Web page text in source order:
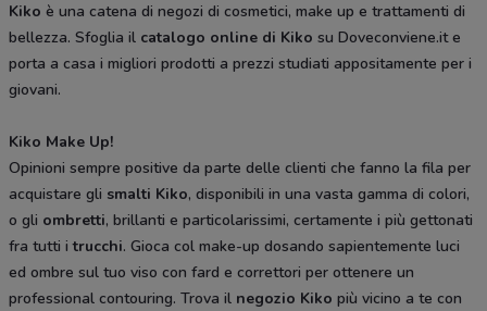
Kiko è una catena di negozi di cosmetici, make up e trattamenti di
bellezza. Sfoglia il catalogo online di Kiko su Doveconviene.it e
porta a casa i migliori prodotti a prezzi studiati appositamente per i
giovani.
Kiko Make Up!
Opinioni sempre positive da parte delle clienti che fanno la fila per
acquistare gli smalti Kiko, disponibili in una vasta gamma di colori,
o gli ombretti, brillanti e particolarissimi, certamente i più gettonati
fra tutti itrucchi. Gioca col make-up dosando sapientemente luci
ed ombre sul tuo viso con fard e correttori per ottenere un
professional contouring. Trova il negozio Kiko più vicino a te con